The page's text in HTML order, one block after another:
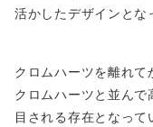
活かしたデザインとな
クロムハーツを離れ
クロムハーツと並ん
目される存在となって